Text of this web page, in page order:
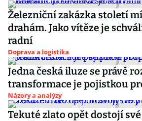
Železniční zakázka století
drahám. Jako vítěze je
radní
Doprava a logistika
Jedna česká iluze se právě
transformace je pojistkou
Názory a analýzy
Tekuté zlato opět dostojí